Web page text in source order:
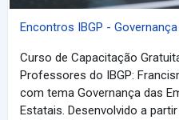
Encontros IBGP -
Curso de Capacitação
Professores do IBGP:
com tema Governança das
Estatais. Desenvolvido a